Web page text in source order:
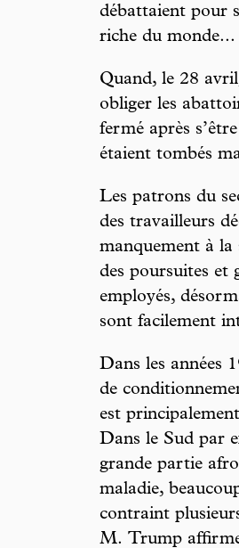
débattaient pour
riche du monde...
Quand, le 28
obliger les
fermé après
étaient tombés
Les patrons du
des travailleurs
manquement à la
des poursuites et
employés,
sont facilement
Dans les années
de
est
Dans le Sud par
grande partie
maladie,
contraint
M. Trump affirme